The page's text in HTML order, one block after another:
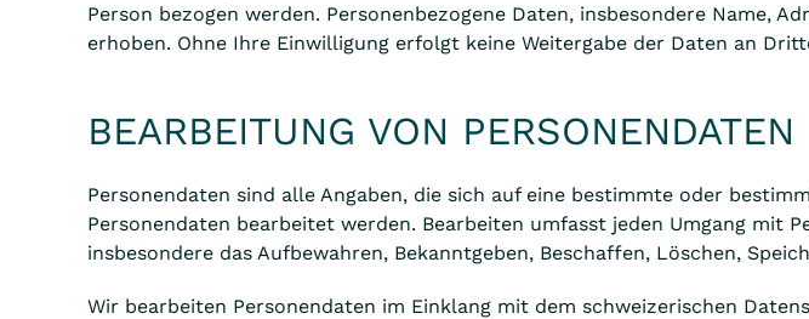
Person bezogen werden. Personenbezogene Daten, insbesondere Name,
erhoben. Ohne Ihre Einwilligung erfolgt keine Weitergabe der Daten an
BEARBEITUNG VON PERSONENDATEN
Personendaten sind alle Angaben, die sich auf eine bestimmte oder
Personendaten bearbeitet werden. Bearbeiten umfasst jeden Umgang mit
insbesondere das Aufbewahren, Bekanntgeben, Beschaffen, Löschen,
Wir bearbeiten Personendaten im Einklang mit dem schweizerischen